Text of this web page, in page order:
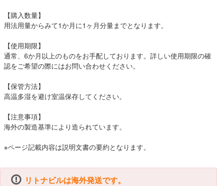
【購入数量】
用法用量からみて1か月に1ヶ月分量までとなります。
【使用期限】
通常、6か月以上のものをお手配しております。詳しい使用期限の確
認をご希望の際にはお問い合わせください。
【保管方法】
高温多湿を避け室温保存してください。
【注意事項】
海外の製造基準により造られています。
※ページ記載内容は説明文書の要約となります。
リトナビルは海外発送です。